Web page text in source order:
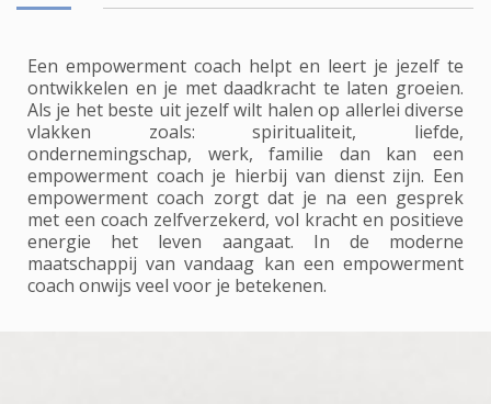
Een empowerment coach helpt en leert je jezelf te
ontwikkelen en je met daadkracht te laten groeien.
Als je het beste uit jezelf wilt halen op allerlei diverse
vlakken zoals: spiritualiteit, liefde,
ondernemingschap, werk, familie dan kan een
empowerment coach je hierbij van dienst zijn. Een
empowerment coach zorgt dat je na een gesprek
met een coach zelfverzekerd, vol kracht en positieve
energie het leven aangaat. In de moderne
maatschappij van vandaag kan een empowerment
coach onwijs veel voor je betekenen.